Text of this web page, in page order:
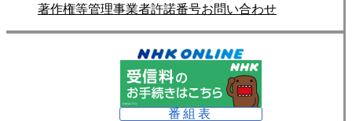
著作権等管理事業者許諾番号お問い合わせ
番組表